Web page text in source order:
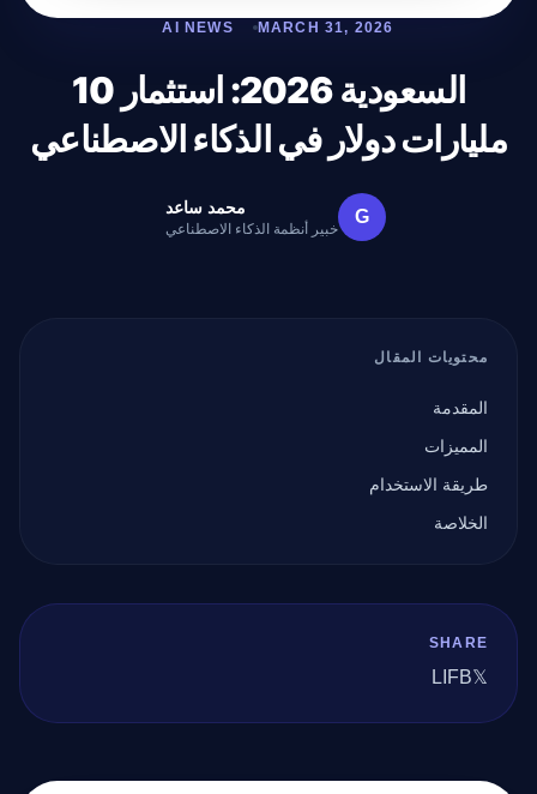
MARCH 31, 2026
AI NEWS
السعودية 2026: استثمار 10
مليارات دولار في الذكاء الاصطناعي
G محمد ساعد
خبير أنظمة الذكاء الاصطناعي
محتويات المقال
المقدمة
المميزات
طريقة الاستخدام
الخلاصة
SHARE
𝕏
FB
LI